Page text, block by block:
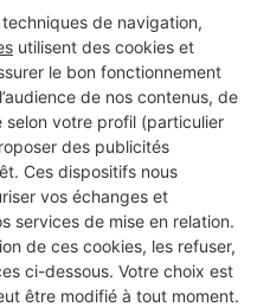
de navigation,
utilisent des cookies et
le bon fonctionnement
de nos contenus, de
selon votre profil (particulier
des publicités
Ces dispositifs nous
vos échanges et
services de mise en relation.
de ces cookies, les refuser,
ci-dessous. Votre choix est
être modifié à tout moment.